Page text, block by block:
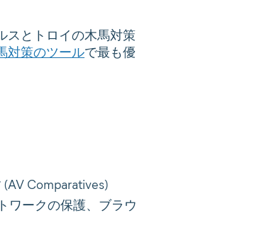
スとトロイの木馬対策
対策のツールで最も優
Comparatives)
ワークの保護、ブラウ